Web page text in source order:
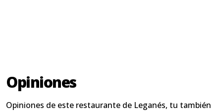
Opiniones
Opiniones de este restaurante de Leganés, tu también